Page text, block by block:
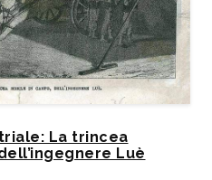
La trincea
Luè